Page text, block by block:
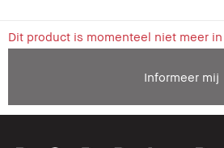
Dit product is momenteel niet meer in
Informeer mij